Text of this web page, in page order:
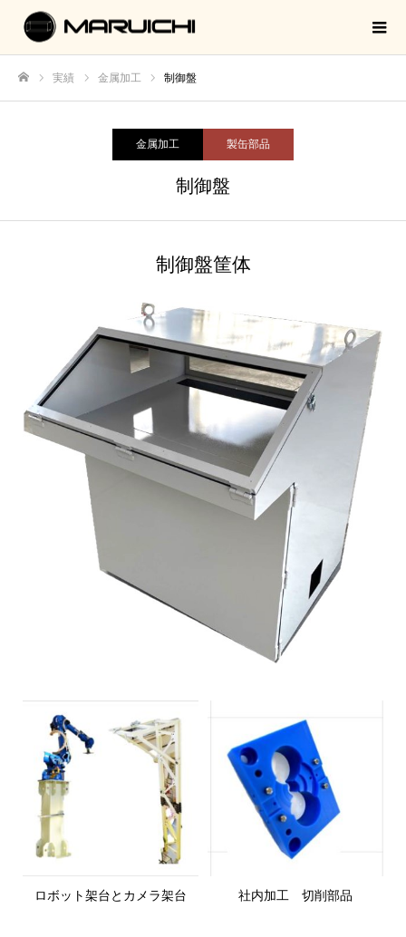
実績 金属加工 制御盤
金属加工 製缶部品
制御盤
制御盤筐体
ロボット架台とカメラ架台 社内加工 切削部品